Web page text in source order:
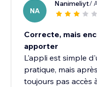
NA
Nanimeliyt/
Correcte, mais
apporter
L'appli est simple
pratique, mais
toujours pas accès